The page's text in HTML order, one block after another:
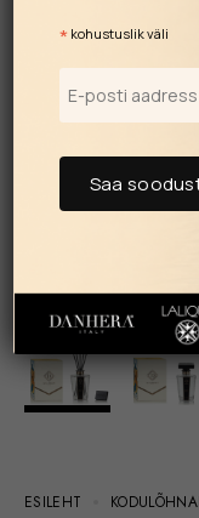
ESILEHT
* kohustuslik väli